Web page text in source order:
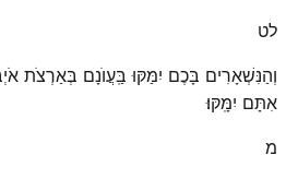
לט
וְהַנִּשְׁאָרִים בָּכֶם יִמַּקּוּ בַּֽעֲוֺנָם בְּאַרְצֹת
אִתָּם יִמָּֽקּוּ׃
מ